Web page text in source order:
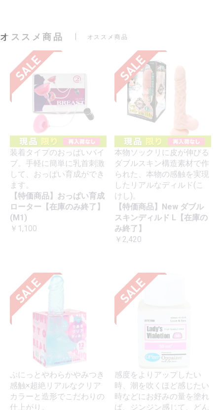
オススメ商品 オススメ商品
装着タイプのおっぱいバイ
ブ。手軽に簡単に乳首刺激
して、おっぱい育成ができ
ます。
【特価商品】おっぱい育成
ローター【在庫のみ終了】
(M1)
￥1,100
本物ソックリに皮が伸びる
ダブルスキン構造素材で作
られた、本物の感触を実現
したリアルなディルド(こ
けし)。
【特価商品】New ダブル
スキンディルド L【在庫の
み終了】
￥2,420
ぷにっとやわらかやみつき
感触×超絶リアルなクリア
カラーと造形でこだわりの
仕上がり。
感度をよりアップしたい
時、潮を吹くほど感じたい
時などにお好みの量を塗れ
ば、ジンジン感じて、どん